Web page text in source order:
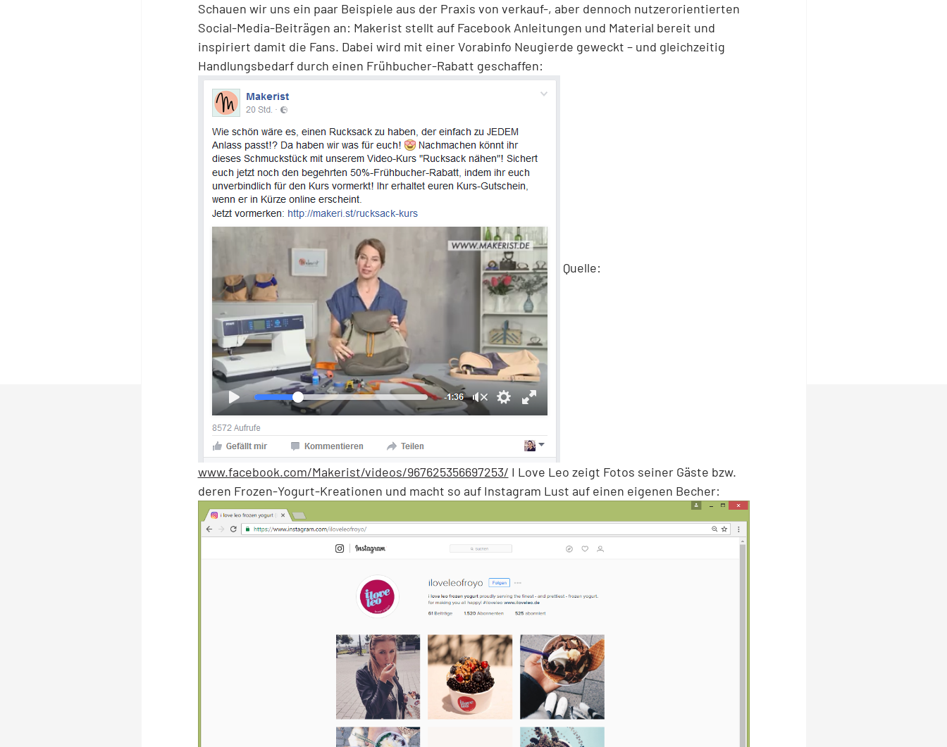
Schauen wir uns ein paar Beispiele aus der Praxis von verkauf-, aber dennoch nutzerorientierten
Social-Media-Beiträgen an: Makerist stellt auf Facebook Anleitungen und Material bereit und
inspiriert damit die Fans. Dabei wird mit einer Vorabinfo Neugierde geweckt – und gleichzeitig
Handlungsbedarf durch einen Frühbucher-Rabatt geschaffen:
Quelle:
www.facebook.com/Makerist/videos/967625356697253/ I Love Leo zeigt Fotos seiner Gäste bzw.
deren Frozen-Yogurt-Kreationen und macht so auf Instagram Lust auf einen eigenen Becher: